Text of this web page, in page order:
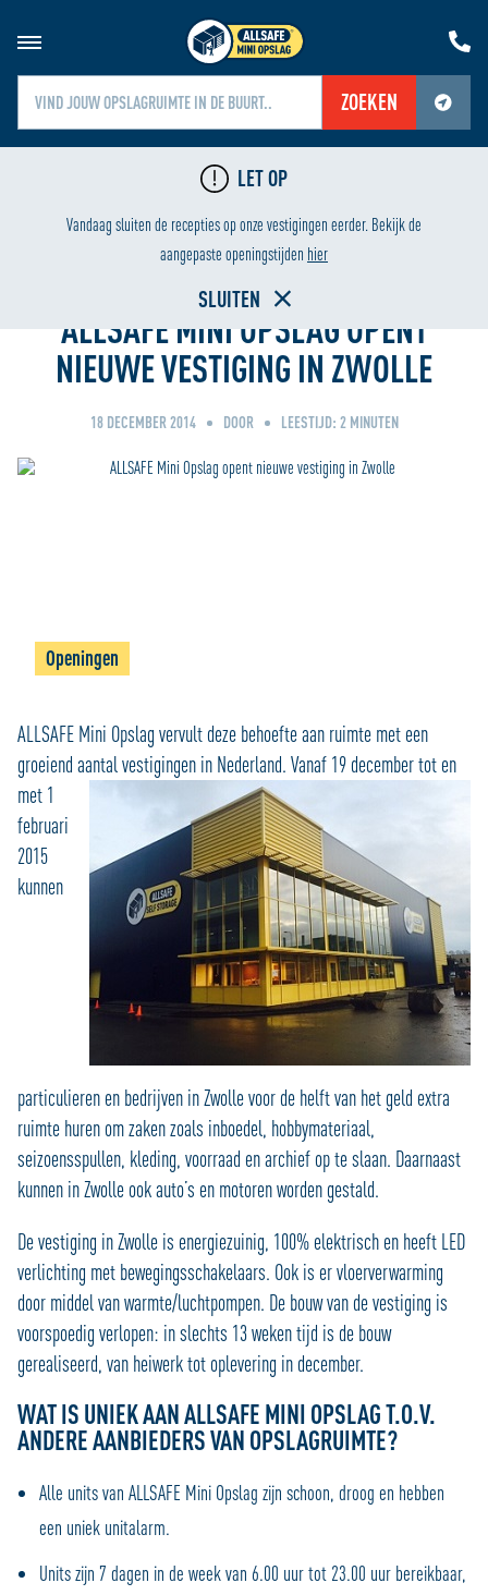
ZOEKEN
Jouw locatiediensten zijn uitgeschakeld.
Schakel jouw locatiediensten in om deze functie te gebruiken.
LET OP
Vandaag sluiten de recepties op onze vestigingen eerder. Bekijk de
aangepaste openingstijden hier
SLUITEN
LAAGSTE PRIJS
Home
ALLSAFE MINI OPSLAG OPENT
NIEUWE VESTIGING IN ZWOLLE
18 DECEMBER 2014 DOOR LEESTIJD: 2 MINUTEN
Openingen
ALLSAFE Mini Opslag vervult deze behoefte aan ruimte met een
groeiend aantal vestigingen in Nederland. Vanaf 19 december tot en
met 1
februari
2015
kunnen
particulieren en bedrijven in Zwolle voor de helft van het geld extra
ruimte huren om zaken zoals inboedel, hobbymateriaal,
seizoensspullen, kleding, voorraad en archief op te slaan. Daarnaast
kunnen in Zwolle ook auto’s en motoren worden gestald.
De vestiging in Zwolle is energiezuinig, 100% elektrisch en heeft LED
verlichting met bewegingsschakelaars. Ook is er vloerverwarming
door middel van warmte/luchtpompen. De bouw van de vestiging is
voorspoedig verlopen: in slechts 13 weken tijd is de bouw
gerealiseerd, van heiwerk tot oplevering in december.
WAT IS UNIEK AAN ALLSAFE MINI OPSLAG T.O.V.
ANDERE AANBIEDERS VAN OPSLAGRUIMTE?
Alle units van ALLSAFE Mini Opslag zijn schoon, droog en hebben
een uniek unitalarm.
Units zijn 7 dagen in de week van 6.00 uur tot 23.00 uur bereikbaar,